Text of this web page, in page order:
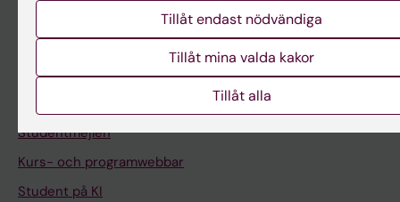
Ladok
Canvas
Studentmejlen
Kurs- och programwebbar
Student på KI
Tillåt endast nödvändiga
Tillåt mina valda kakor
Tillåt alla